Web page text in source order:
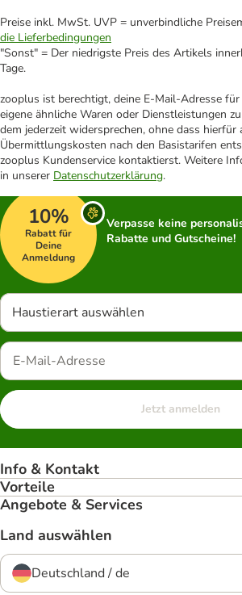
Preise inkl. MwSt. UVP = unverbindliche
die Lieferbedingungen
"Sonst" = Der niedrigste Preis des Artikels
Tage.
zooplus ist berechtigt, deine E-Mail-Adresse
eigene ähnliche Waren oder Dienstleistungen
dem jederzeit widersprechen, ohne dass hierfür
Übermittlungskosten nach den Basistarifen
zooplus Kundenservice kontaktierst. Weitere
in unserer Datenschutzerklärung.
10%
Rabatt für
Deine
Anmeldung
Verpasse keine
Rabatte und Gutscheine!
Haustierart auswählen
Jetzt anmelden
Info & Kontakt
Vorteile
Angebote & Services
Land auswählen
Deutschland / de